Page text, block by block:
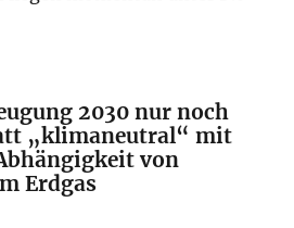
2030 nur noch
„klimaneutral“ mit
von
Erdgas